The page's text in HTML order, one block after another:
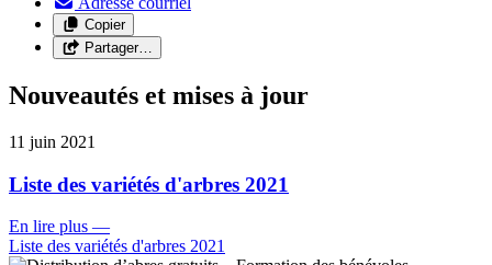
Copier
Partager…
Nouveautés et mises à jour
11 juin 2021
Liste des variétés d'arbres 2021
En lire plus —
Liste des variétés d'arbres 2021